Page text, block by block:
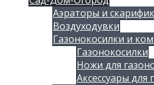
Аэраторы и
Воздуходувки
Газонокосилки и
Газонокосилки
Ножи для
Аксессуары для